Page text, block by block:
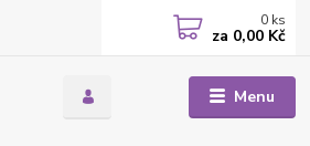
Menu
0 ks
za 0,00 Kč